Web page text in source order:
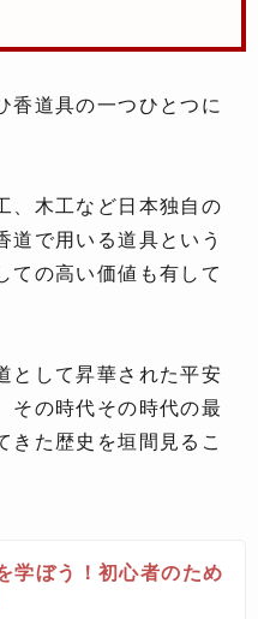
香道具の一つひとつに
、木工など日本独自の
道で用いる道具という
ての高い価値も有して
として昇華された平安
その時代その時代の最
きた歴史を垣間見るこ
学ぼう！初心者のため